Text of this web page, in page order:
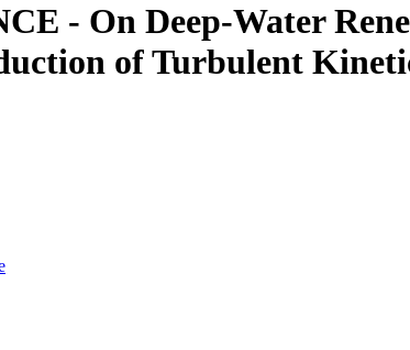
- On Deep-Water
of Turbulent